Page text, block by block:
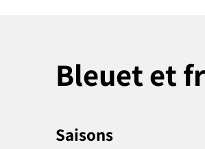
Bleuet et
Saisons